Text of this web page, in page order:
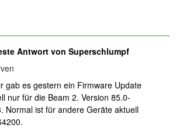
Antwort von Superschlumpf
gab es gestern ein Firmware Update
nur für die Beam 2. Version 85.0-
Normal ist für andere Geräte aktuell